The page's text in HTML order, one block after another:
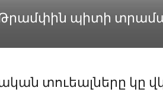
պիտի
տուեալները կը